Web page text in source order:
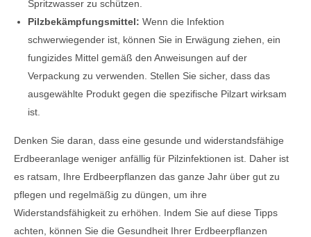
Spritzwasser zu schützen.
Pilzbekämpfungsmittel: Wenn die Infektion
schwerwiegender ist, können Sie in Erwägung ziehen, ein
fungizides Mittel gemäß den Anweisungen auf der
Verpackung zu verwenden. Stellen Sie sicher, dass das
ausgewählte Produkt gegen die spezifische Pilzart wirksam
ist.
Denken Sie daran, dass eine gesunde und widerstandsfähige
Erdbeeranlage weniger anfällig für Pilzinfektionen ist. Daher ist
es ratsam, Ihre Erdbeerpflanzen das ganze Jahr über gut zu
pflegen und regelmäßig zu düngen, um ihre
Widerstandsfähigkeit zu erhöhen. Indem Sie auf diese Tipps
achten, können Sie die Gesundheit Ihrer Erdbeerpflanzen